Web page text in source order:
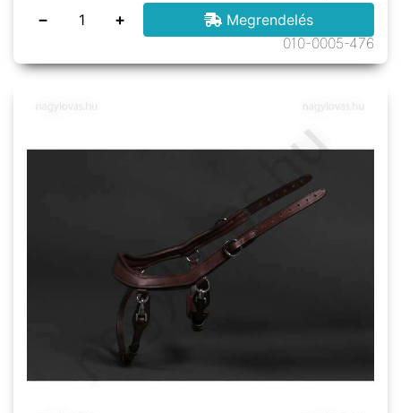
− +
Megrendelés
010-0005-476